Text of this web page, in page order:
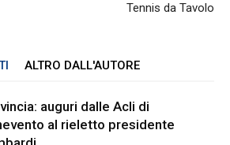
Tennis da Tavolo
ALTRO DALL'AUTORE
auguri dalle Acli di
al rieletto presidente